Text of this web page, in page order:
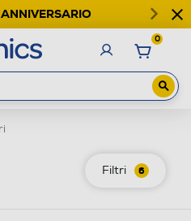
0
Filtri 6